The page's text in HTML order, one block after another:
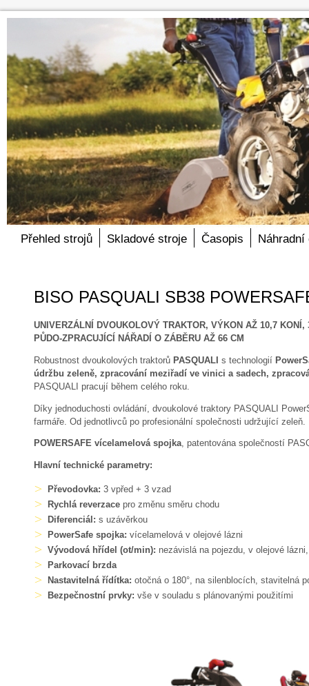
Přehled strojů Skladové stroje Časopis Náhradní
BISO PASQUALI SB38
UNIVERZÁLNÍ DVOUKOLOVÝ TRAKTOR, VÝKON AŽ 10,7
PŮDO-ZPRACUJÍCÍ NÁŘADÍ O ZÁBĚRU AŽ 66 CM
Robustnost dvoukolových traktorů PASQUALI s technologií
údržbu zeleně, zpracování meziřadí ve vinici a sadech,
PASQUALI pracují během celého roku.
Díky jednoduchosti ovládání, dvoukolové traktory PASQUALI
farmáře. Od jednotlivců po profesionální společnosti udržující zeleň.
POWERSAFE vícelamelová spojka, patentována společností
Hlavní technické parametry:
Převodovka: 3 vpřed + 3 vzad
Rychlá reverzace pro změnu směru chodu
Diferenciál: s uzávěrkou
PowerSafe spojka: vícelamelová v olejové lázni
Vývodová hřídel (ot/min): nezávislá na pojezdu, v olejové
Parkovací brzda
Nastavitelná řídítka: otočná o 180°, na silenblocích, stavitelná
Bezpečnostní prvky: vše v souladu s plánovanými použitími